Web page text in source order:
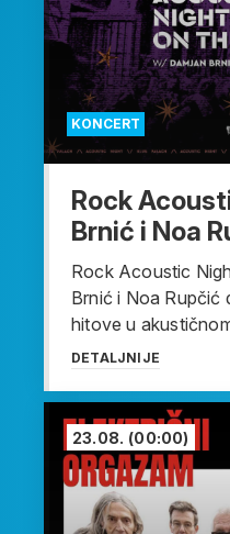
KONCERT
Rock
Brnić i Noa
Rock Acoustic
Brnić i Noa Rupčić
hitove u
DETALJNIJE
23.08. (00:00)